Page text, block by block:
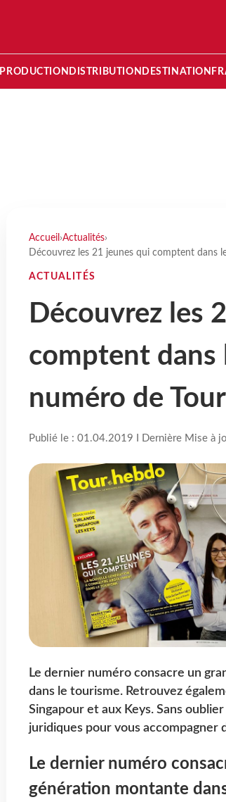
PRODUCTION DISTRIBUTION DESTINATION
Accueil ›Actualités›
Découvrez les 21 jeunes qui comptent dans
ACTUALITÉS
Découvrez les
comptent dans
numéro de
Publié le : 01.04.2019 I Dernière Mise à
Le dernier numéro consacre un
dans le tourisme. Retrouvez
Singapour et aux Keys. Sans
juridiques pour vous accompagner
Le dernier numéro
génération montante